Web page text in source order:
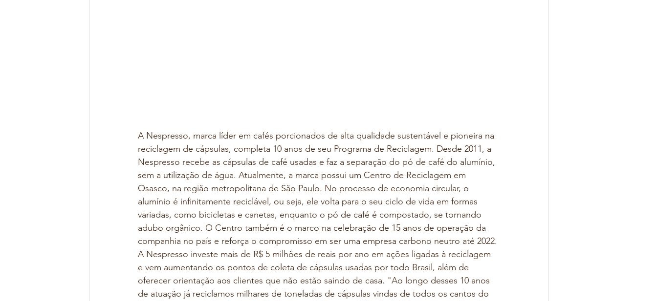
A Nespresso, marca líder em cafés porcionados de alta qualidade sustentável e pioneira na
reciclagem de cápsulas, completa 10 anos de seu Programa de Reciclagem. Desde 2011, a
Nespresso recebe as cápsulas de café usadas e faz a separação do pó de café do alumínio,
sem a utilização de água. Atualmente, a marca possui um Centro de Reciclagem em
Osasco, na região metropolitana de São Paulo. No processo de economia circular, o
alumínio é infinitamente reciclável, ou seja, ele volta para o seu ciclo de vida em formas
variadas, como bicicletas e canetas, enquanto o pó de café é compostado, se tornando
adubo orgânico. O Centro também é o marco na celebração de 15 anos de operação da
companhia no país e reforça o compromisso em ser uma empresa carbono neutro até 2022.
A Nespresso investe mais de R$ 5 milhões de reais por ano em ações ligadas à reciclagem
e vem aumentando os pontos de coleta de cápsulas usadas por todo Brasil, além de
oferecer orientação aos clientes que não estão saindo de casa. "Ao longo desses 10 anos
de atuação já reciclamos milhares de toneladas de cápsulas vindas de todos os cantos do